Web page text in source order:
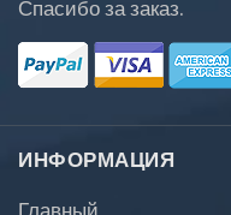
Спасибо за заказ.
ИНФОРМАЦИЯ
Главный